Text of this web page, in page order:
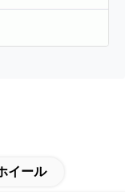
イール